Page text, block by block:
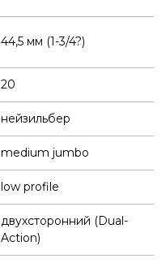
44,5 мм (1-3/4?)
20
нейзильбер
medium jumbo
low profile
двухсторонний (Dual-
Action)